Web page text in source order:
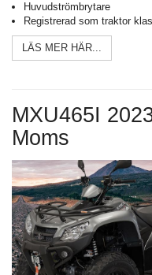
Huvudströmbrytare
Registrerad som traktor
LÄS MER HÄR...
MXU465I
Moms